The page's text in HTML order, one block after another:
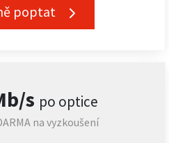
poptat
s po optice
na vyzkoušení